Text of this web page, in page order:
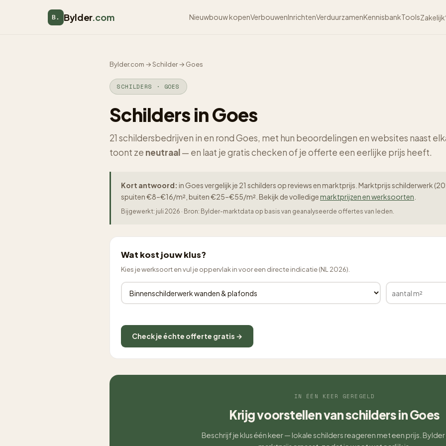
B. Bylder.com Nieuwbouw kopenVerbouwenInrichtenVerduurzamenKennisbankToolsZakelijk
Bylder.com →Schilder→ Goes
SCHILDERS · GOES
Schilders in Goes
21 schildersbedrijven in en rond Goes, met hun beoordelingen en websites naast
toont ze neutraal— en laat je gratis checken of je offerte een eerlijke prijs heeft.
Kort antwoord: in Goes vergelijk je 21 schilders op reviews en marktprijs. Marktprijs schilderwerk
spuiten €8–€16/m², buiten €25–€55/m². Bekijk de volledigemarktprijzen en werksoorten
Bijgewerkt: juli 2026 · Bron: Bylder-marktdata op basis van geanalyseerde offertes van leden.
Wat kost jouw klus?
Kies je werksoort en vul je oppervlak in voor een directe indicatie (NL 2026).
Check je échte offerte gratis →
IN ÉÉN KEER GEREGELD
Krijg voorstellen van schilders in Goes
Beschrijf je klus één keer — lokale schilders reageren met een prijs.